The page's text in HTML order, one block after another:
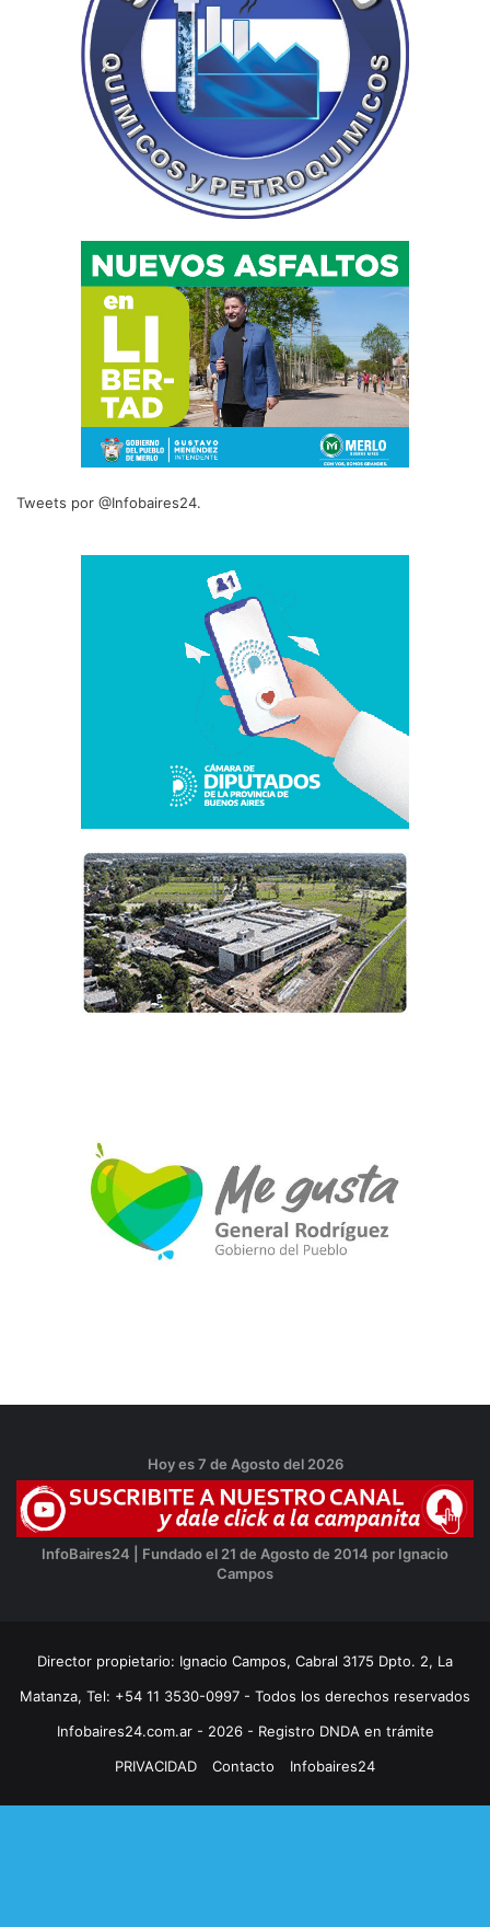
Tweets por @Infobaires24.
Hoy es 7 de Agosto del 2026
InfoBaires24 | Fundado el 21 de Agosto de 2014 por Ignacio
Campos
Director propietario: Ignacio Campos, Cabral 3175 Dpto. 2, La
Matanza, Tel: +54 11 3530-0997 - Todos los derechos reservados
Infobaires24.com.ar - 2026 - Registro DNDA en trámite
PRIVACIDAD
Contacto Infobaires24